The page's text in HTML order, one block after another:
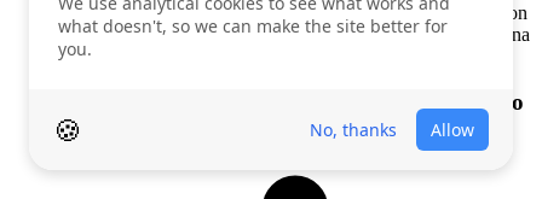
profilo e data del follow – così il proprietario dell'account non
lo saprà mai. Otterrai un quadro chiaro degli ultimi seguiti una
volta che il sistema avrà finito di raccogliere i dati.
I visualizzatori di follower Instagram mostrano
la data esatta in cui qualcuno ha iniziato a